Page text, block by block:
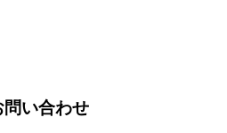
い合わせ